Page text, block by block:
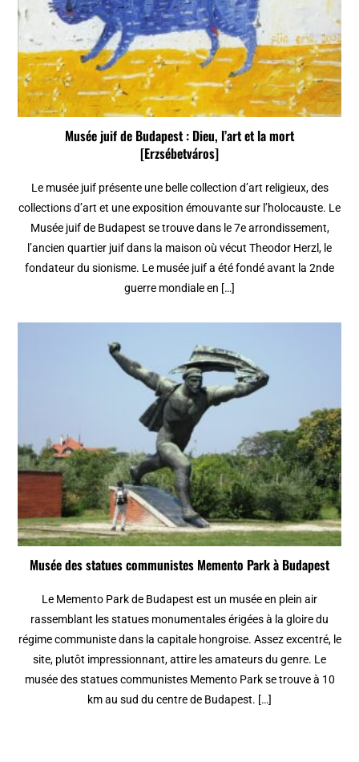
Musée juif de Budapest : Dieu, l’art et la mort
[Erzsébetváros]
Le musée juif présente une belle collection d’art religieux, des
collections d’art et une exposition émouvante sur l’holocauste. Le
Musée juif de Budapest se trouve dans le 7e arrondissement,
l’ancien quartier juif dans la maison où vécut Theodor Herzl, le
fondateur du sionisme. Le musée juif a été fondé avant la 2nde
guerre mondiale en […]
Musée des statues communistes Memento Park à Budapest
Le Memento Park de Budapest est un musée en plein air
rassemblant les statues monumentales érigées à la gloire du
régime communiste dans la capitale hongroise. Assez excentré, le
site, plutôt impressionnant, attire les amateurs du genre. Le
musée des statues communistes Memento Park se trouve à 10
km au sud du centre de Budapest. […]